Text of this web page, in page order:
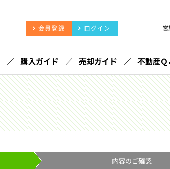
会員登録 ログイン
購入ガイド 売却ガイド 不動産Ｑ
内容のご確認